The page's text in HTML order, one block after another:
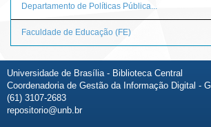
Departamento de Políticas Pública...
Faculdade de Educação (FE)
Universidade de Brasília - Biblioteca Central
Coordenadoria de Gestão da Informação Digital -
(61) 3107-2683
repositorio@unb.br